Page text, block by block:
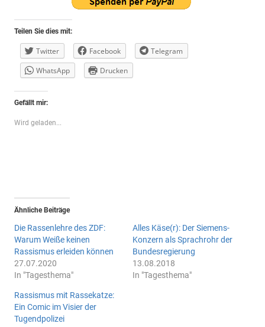
Teilen Sie dies mit:
Twitter Facebook
Telegram
WhatsApp
Drucken
Gefällt mir:
Wird geladen...
Ähnliche Beiträge
Die Rassenlehre des ZDF:
Warum Weiße keinen
Rassismus erleiden können
27.07.2020
In "Tagesthema"
Alles Käse(r): Der Siemens-
Konzern als Sprachrohr der
Bundesregierung
13.08.2018
In "Tagesthema"
Rassismus mit Rassekatze:
Ein Comic im Visier der
Tugendpolizei